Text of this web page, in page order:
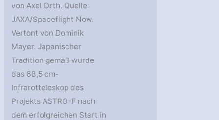
von Axel Orth. Quelle:
JAXA/Spaceflight Now.
Vertont von Dominik
Mayer. Japanischer
Tradition gemäß wurde
das 68,5 cm-
Infrarotteleskop des
Projekts ASTRO-F nach
dem erfolgreichen Start in